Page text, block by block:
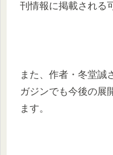
刊情報に掲載される
また、作者・冬堂誠
ガジンでも今後の展
ます。